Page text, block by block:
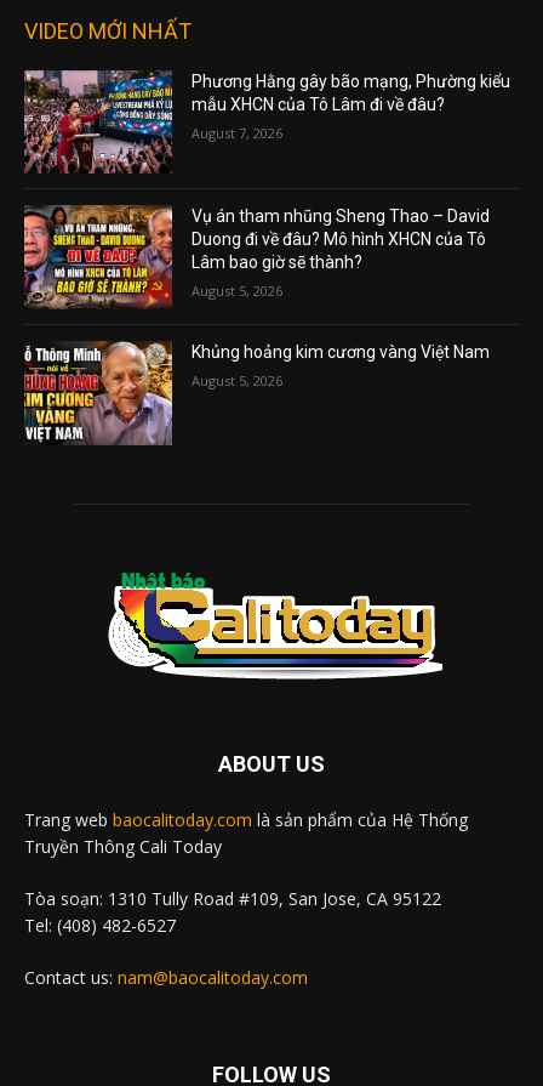
VIDEO MỚI NHẤT
Phương Hằng gây bão mạng, Phường kiểu
mẫu XHCN của Tô Lâm đi về đâu?
August 7, 2026
Vụ án tham nhũng Sheng Thao – David
Duong đi về đâu? Mô hình XHCN của Tô
Lâm bao giờ sẽ thành?
August 5, 2026
Khủng hoảng kim cương vàng Việt Nam
August 5, 2026
ABOUT US
Trang web baocalitoday.com là sản phẩm của Hệ Thống
Truyền Thông Cali Today
Tòa soạn: 1310 Tully Road #109, San Jose, CA 95122
Tel: (408) 482-6527
Contact us: nam@baocalitoday.com
FOLLOW US